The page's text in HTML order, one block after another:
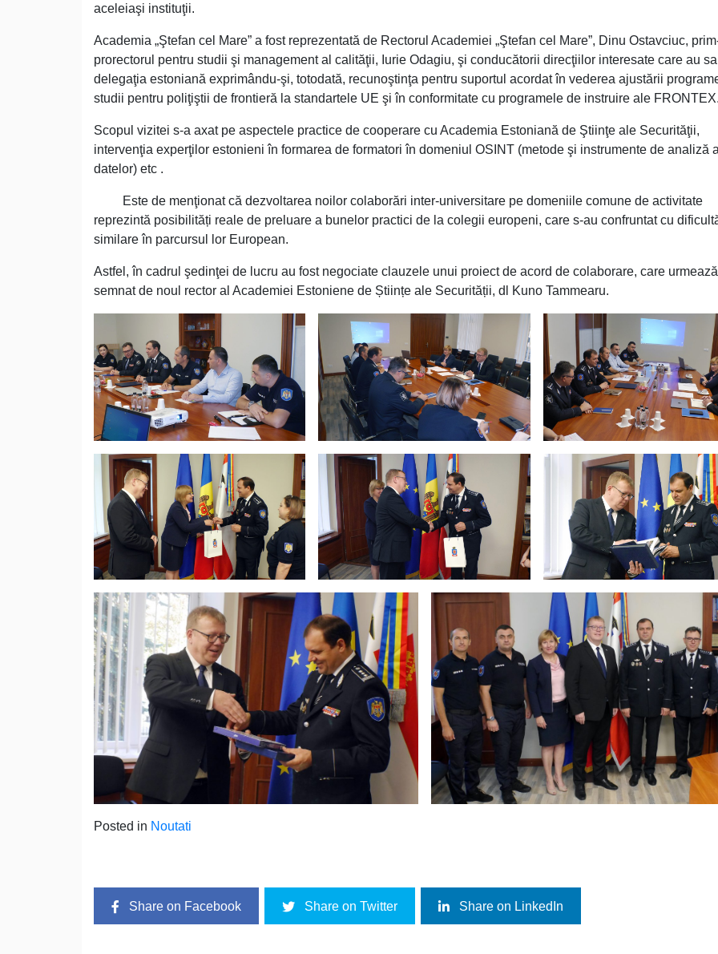
aceleiaşi instituţii.
Academia „Ştefan cel Mare” a fost reprezentată de Rectorul Academiei „Ştefan cel Mare”, Dinu Ostavciuc,
prorectorul pentru studii şi management al calităţii, Iurie Odagiu, şi conducătorii direcţiilor interesate care au
delegaţia estoniană exprimându-şi, totodată, recunoştinţa pentru suportul acordat în vederea ajustării
studii pentru poliţiştii de frontieră la standartele UE şi în conformitate cu programele de instruire ale
Scopul vizitei s-a axat pe aspectele practice de cooperare cu Academia Estoniană de Ştiinţe ale Securităţii,
intervenţia experţilor estonieni în formarea de formatori în domeniul OSINT (metode şi instrumente de analiză
datelor) etc .
Este de menţionat că dezvoltarea noilor colaborări inter-universitare pe domeniile comune de activitate
reprezintă posibilități reale de preluare a bunelor practici de la colegii europeni, care s-au confruntat cu
similare în parcursul lor European.
Astfel, în cadrul şedinţei de lucru au fost negociate clauzele unui proiect de acord de colaborare, care
semnat de noul rector al Academiei Estoniene de Științe ale Securității, dl Kuno Tammearu.
Posted in Noutati
Share on Facebook Share on Twitter Share on LinkedIn